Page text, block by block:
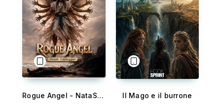
Rogue Angel - NataS Unplugged Il Mago e il burrone